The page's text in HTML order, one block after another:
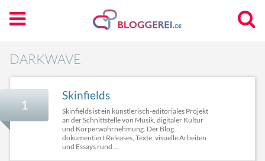
DARKWAVE
1
Skinfields
Skinfields ist ein künstlerisch-editoriales Projekt
an der Schnittstelle von Musik, digitaler Kultur
und Körperwahrnehmung. Der Blog
dokumentiert Releases, Texte, visuelle Arbeiten
und Essays rund ...